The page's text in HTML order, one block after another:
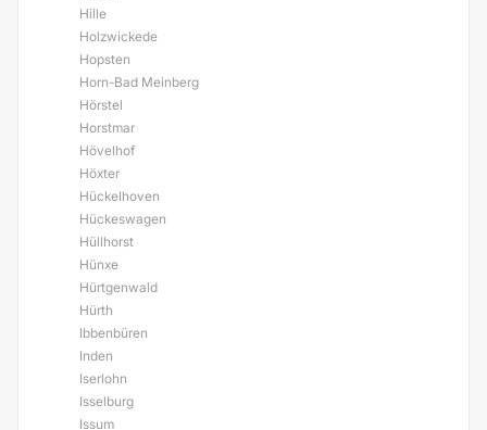
Hille
Holzwickede
Hopsten
Horn-Bad Meinberg
Hörstel
Horstmar
Hövelhof
Höxter
Hückelhoven
Hückeswagen
Hüllhorst
Hünxe
Hürtgenwald
Hürth
Ibbenbüren
Inden
Iserlohn
Isselburg
Issum